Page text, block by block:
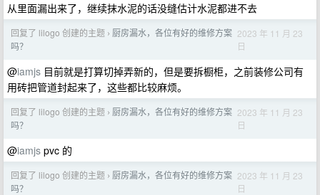
从里面漏出来了，继续抹水泥的话没缝估计水泥都进不去
回复了 lilogo 创建的主题 › 厨房漏水，各位有好的维修方案
吗？
2023 年 11 月 23
日
@iamjs 目前就是打算切掉弄新的，但是要拆橱柜，之前装修公司有
用砖把管道封起来了，这些都比较麻烦。
回复了 lilogo 创建的主题 › 厨房漏水，各位有好的维修方案
吗？
2023 年 11 月 23
日
@iamjs pvc 的
回复了 lilogo 创建的主题 › 厨房漏水，各位有好的维修方案
吗？
2023 年 11 月 23
日